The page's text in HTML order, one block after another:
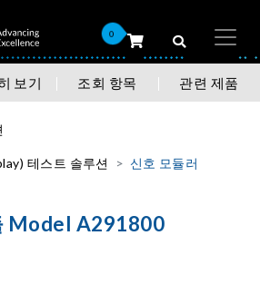
0
보기 조회 항목 관련 제품
테스트 솔루션 신호 모듈러
Model A291800